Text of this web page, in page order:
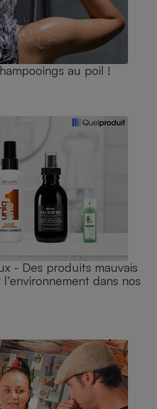
au poil !
- Des produits mauvais
dans nos